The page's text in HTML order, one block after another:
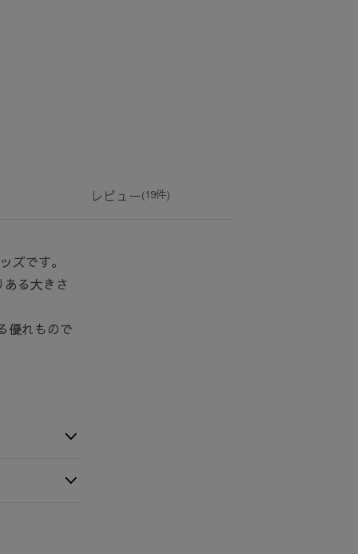
レビュー(19件)
ズです。
る大きさ
優れもので